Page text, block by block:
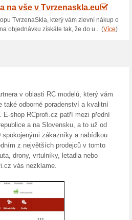
nákupního
zdarma
Akce
zdarma. V
59 Kč. Více o